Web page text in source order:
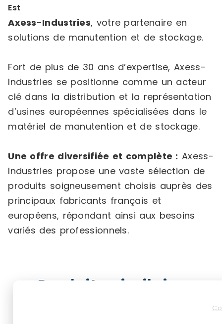
Est
Axess-Industries, votre partenaire en
solutions de manutention et de stockage.
Fort de plus de 30 ans d’expertise, Axess-
Industries se positionne comme un acteur
clé dans la distribution et la représentation
d’usines européennes spécialisées dans le
matériel de manutention et de stockage.
Une offre diversifiée et complète : Axess-
Industries propose une vaste sélection de
produits soigneusement choisis auprès des
principaux fabricants français et
européens, répondant ainsi aux besoins
variés des professionnels.
Produits similaires